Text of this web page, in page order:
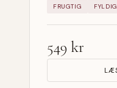
FRUGTIG FYLDIG
549 kr